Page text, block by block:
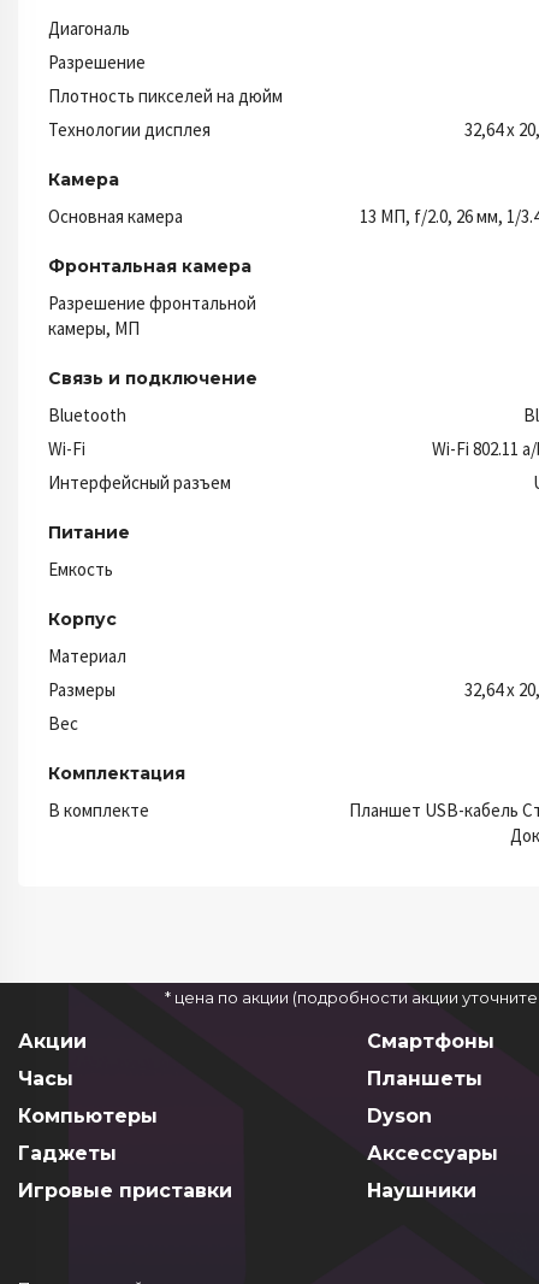
Диагональ
Разрешение
Плотность пикселей на дюйм
Технологии дисплея
32,64 x
Камера
Основная камера 13 МП, f/2.0, 26 мм, 1/
Фронтальная камера
Разрешение фронтальной
камеры, МП
Связь и подключение
Bluetooth
Wi-Fi
Wi-Fi 802.11
Интерфейсный разъем
Питание
Емкость
Корпус
Материал
Размеры
32,64 x
Вес
Комплектация
В комплекте
Планшет USB-кабель
* цена по акции (подробности акции
Акции
Смартфоны
Часы
Планшеты
Компьютеры
Dyson
Гаджеты
Аксессуары
Игровые приставки
Наушники